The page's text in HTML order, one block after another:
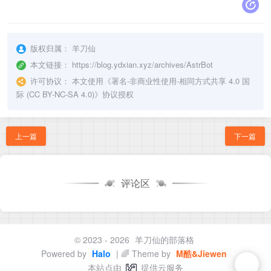
版权归属： 羊刀仙
本文链接： https://blog.ydxian.xyz/archives/AstrBot
许可协议： 本文使用《署名-非商业性使用-相同方式共享 4.0 国
际 (CC BY-NC-SA 4.0)》协议授权
上一篇 下一篇
评论区
© 2023 - 2026 羊刀仙的部落格
Powered by Halo | 🌈 Theme by M酷&Jiewen
本站点由
提供云服务